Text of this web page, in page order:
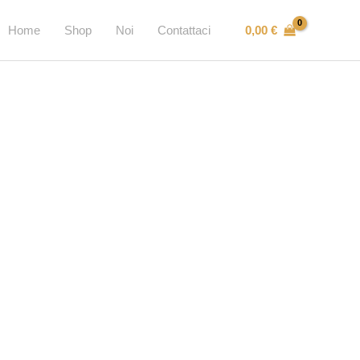
Home Shop Noi Contattaci 0,00 €